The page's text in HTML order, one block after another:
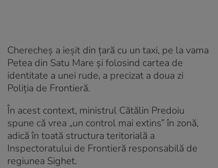
Cherecheș a ieșit din țară cu un taxi, pe la vama
Petea din Satu Mare și folosind cartea de
identitate a unei rude, a precizat a doua zi
Poliția de Frontieră.
În acest context, ministrul Cătălin Predoiu
spune că vrea „un control mai extins” în zonă,
adică în toată structura teritorială a
Inspectoratului de Frontieră responsabilă de
regiunea Sighet.